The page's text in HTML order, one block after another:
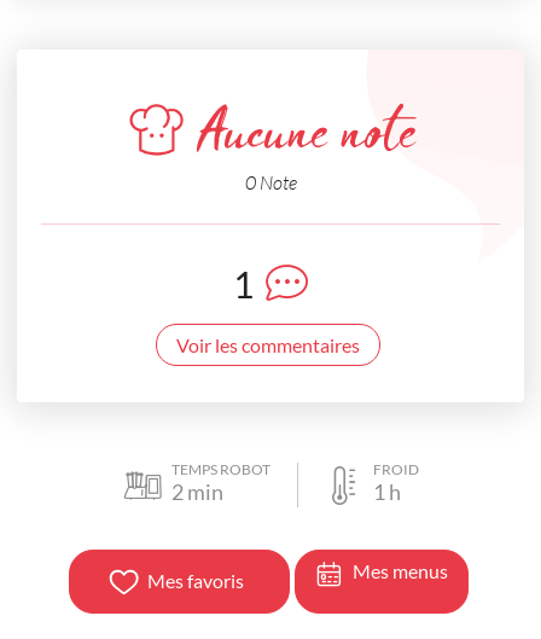
Aucune note
0 Note
1
Voir les commentaires
TEMPS ROBOT
2min
FROID
1 h
Mes favoris Mes menus